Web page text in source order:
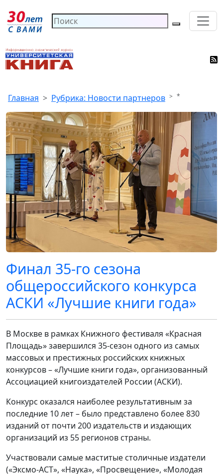
Главная Рубрика: Новости партнеров *
Финал 35-го сезона
общероссийского конкурса
АСКИ «Лучшие книги года»
В Москве в рамках Книжного фестиваля «Красная
Площадь» завершился 35-сезон одного из самых
массовых и престижных российских книжных
конкурсов – «Лучшие книги года», организованный
Ассоциацией книгоиздателей России (АСКИ).
Конкурс оказался наиболее результативным за
последние 10 лет – было представлено более 830
изданий от почти 200 издательств и издающих
организаций из 55 регионов страны.
Участвовали самые маститые столичные издатели
(«Эксмо-АСТ», «Наука», «Просвещение», «Молодая